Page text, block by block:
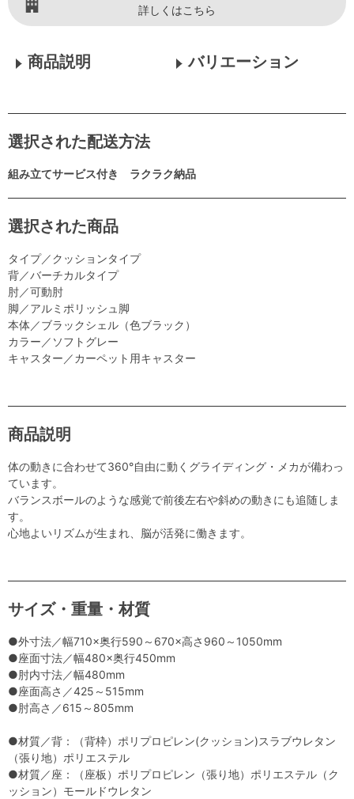
詳しくはこちら
商品説明 バリエーション
選択された配送方法
組み立てサービス付き ラクラク納品
選択された商品
タイプ／クッションタイプ
背／バーチカルタイプ
肘／可動肘
脚／アルミポリッシュ脚
本体／ブラックシェル（色ブラック）
カラー／ソフトグレー
キャスター／カーペット用キャスター
商品説明
体の動きに合わせて360°自由に動くグライディング・メカが備わっ
ています。
バランスボールのような感覚で前後左右や斜めの動きにも追随しま
す。
心地よいリズムが生まれ、脳が活発に働きます。
サイズ・重量・材質
●外寸法／幅710×奥行590～670×高さ960～1050mm
●座面寸法／幅480×奥行450mm
●肘内寸法／幅480mm
●座面高さ／425～515mm
●肘高さ／615～805mm
●材質／背：（背枠）ポリプロピレン(クッション)スラブウレタン
（張り地）ポリエステル
●材質／座：（座板）ポリプロピレン（張り地）ポリエステル（ク
ッション）モールドウレタン